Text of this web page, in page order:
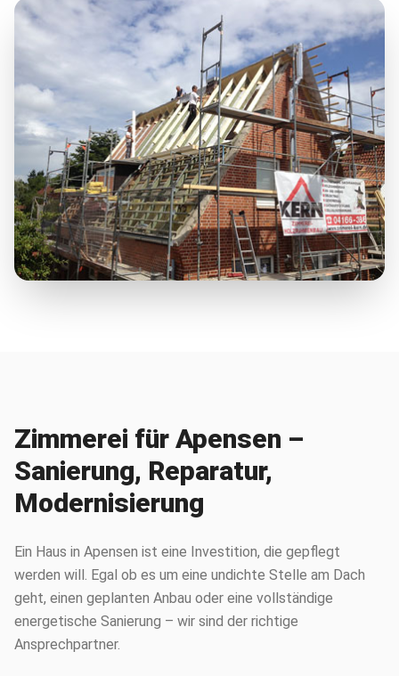
Zimmerei für Apensen –
Sanierung, Reparatur,
Modernisierung
Ein Haus in Apensen ist eine Investition, die gepflegt
werden will. Egal ob es um eine undichte Stelle am Dach
geht, einen geplanten Anbau oder eine vollständige
energetische Sanierung – wir sind der richtige
Ansprechpartner.